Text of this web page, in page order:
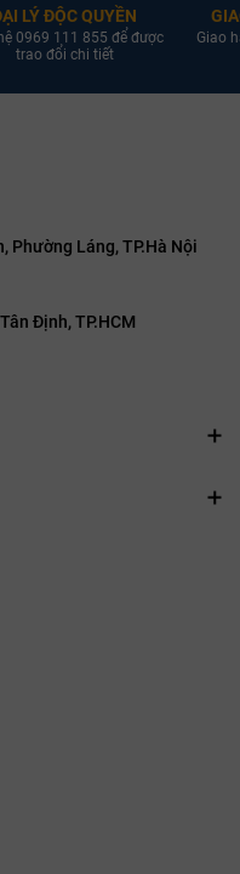
LÝ ĐỘC QUYỀN
0969 111 855 để được
trao đổi chi tiết
Giao
Phường Láng, TP.Hà Nội
Định, TP.HCM